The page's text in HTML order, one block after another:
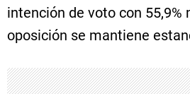
g
a
c
intención de voto con 55,9%
oposición se mantiene